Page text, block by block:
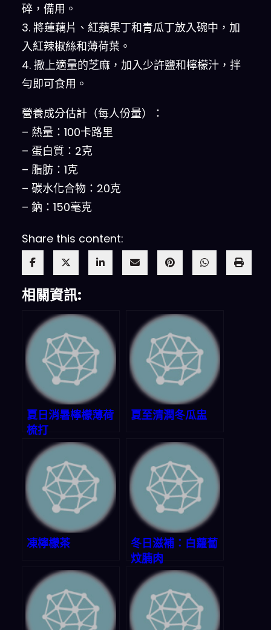
碎，備用。
3. 將蓮藕片、紅蘋果丁和青瓜丁放入碗中，加
入紅辣椒絲和薄荷葉。
4. 撒上適量的芝麻，加入少許鹽和檸檬汁，拌
勻即可食用。
營養成分估計（每人份量）：
– 熱量：100卡路里
– 蛋白質：2克
– 脂肪：1克
– 碳水化合物：20克
– 鈉：150毫克
Share this content:
相關資訊:
夏日消暑檸檬薄荷
梳打
夏至清潤冬瓜盅
凍檸檬茶
冬日滋補：白蘿蔔
炆腩肉